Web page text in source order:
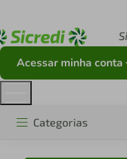
Acessar minha conta
Categorias